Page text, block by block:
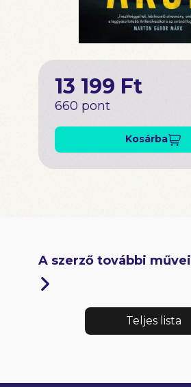
13 199 Ft
660 pont
Kosárba
A szerző további művei
Teljes lista